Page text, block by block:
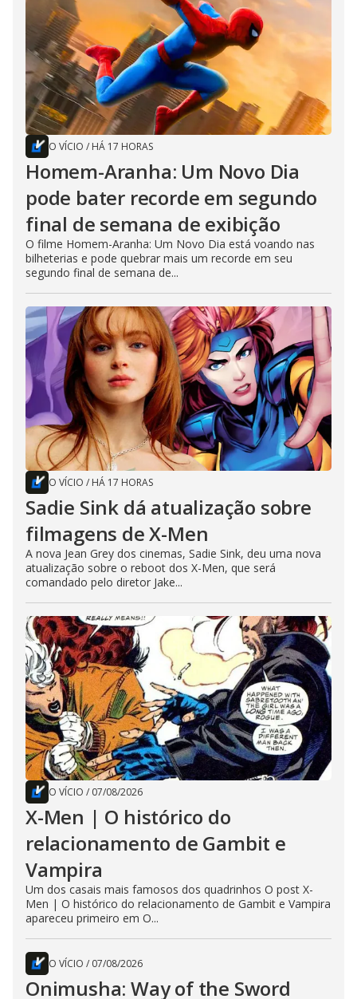
O VÍCIO / HÁ 17 HORAS
Homem-Aranha: Um Novo Dia
pode bater recorde em segundo
final de semana de exibição
O filme Homem-Aranha: Um Novo Dia está voando nas
bilheterias e pode quebrar mais um recorde em seu
segundo final de semana de...
O VÍCIO / HÁ 17 HORAS
Sadie Sink dá atualização sobre
filmagens de X-Men
A nova Jean Grey dos cinemas, Sadie Sink, deu uma nova
atualização sobre o reboot dos X-Men, que será
comandado pelo diretor Jake...
O VÍCIO / 07/08/2026
X-Men | O histórico do
relacionamento de Gambit e
Vampira
Um dos casais mais famosos dos quadrinhos O post X-
Men | O histórico do relacionamento de Gambit e Vampira
apareceu primeiro em O...
O VÍCIO / 07/08/2026
Onimusha: Way of the Sword